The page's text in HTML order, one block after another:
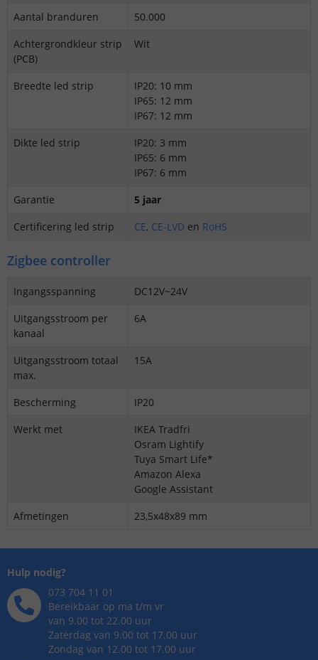
Aantal branduren
50.000
Achtergrondkleur strip
(PCB)
Wit
Breedte led strip
IP20: 10 mm
IP65: 12 mm
IP67: 12 mm
Dikte led strip
IP20: 3 mm
IP65: 6 mm
IP67: 6 mm
Garantie
5 jaar
Certificering led strip
CE, CE-LVD en RoHS
Zigbee controller
Ingangsspanning
DC12V~24V
Uitgangsstroom per
kanaal
6A
Uitgangsstroom totaal
max.
15A
Bescherming
IP20
Werkt met
IKEA Tradfri
Osram Lightify
Tuya Smart Life*
Amazon Alexa
Google Assistant
Afmetingen
23,5x48x89 mm
Hulp nodig?
073 704 11 01
Bereikbaar op ma t/m vr
van 9.00 tot 22.00 uur
Zaterdag van 9.00 tot 17.00 uur
Zondag van 12.00 tot 17.00 uur